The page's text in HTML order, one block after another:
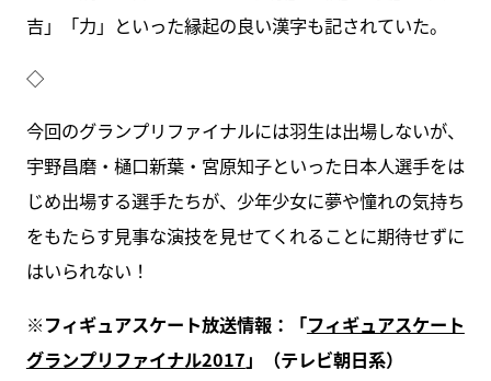
吉」「力」といった縁起の良い漢字も記されていた。
◇
今回のグランプリファイナルには羽生は出場しないが、
宇野昌磨・樋口新葉・宮原知子といった日本人選手をは
じめ出場する選手たちが、少年少女に夢や憧れの気持ち
をもたらす見事な演技を見せてくれることに期待せずに
はいられない！
※フィギュアスケート放送情報：「フィギュアスケート
グランプリファイナル2017 」（テレビ朝日系）